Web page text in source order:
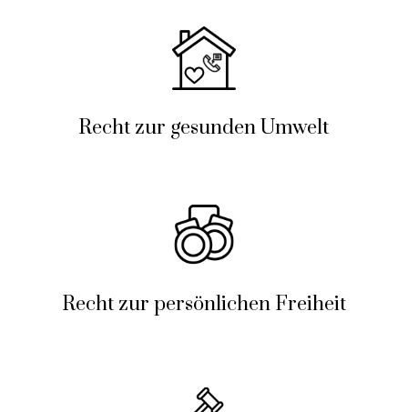
Recht zur gesunden Umwelt
Recht zur persönlichen Freiheit